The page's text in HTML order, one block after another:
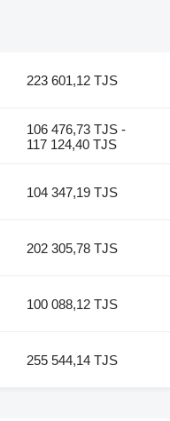
223 601,12 TJS
106 476,73 TJS -
117 124,40 TJS
104 347,19 TJS
202 305,78 TJS
100 088,12 TJS
255 544,14 TJS